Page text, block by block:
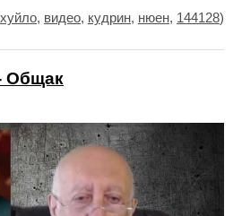
хуйло, видео, кудрин, нюен, 144128)
Общак